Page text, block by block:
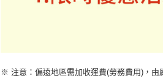
※ 注意：偏遠地區需加收運費(勞務費用)，由